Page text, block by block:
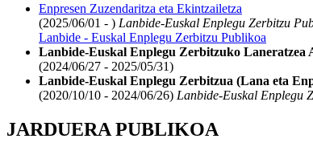
Enpresen Zuzendaritza eta Ekintzailetza
(2025/06/01 - ) Lanbide-Euskal Enplegu Zerbitzu
Lanbide - Euskal Enplegu Zerbitzu Publikoa
Lanbide-Euskal Enplegu Zerbitzuko Laneratzea
(2024/06/27 - 2025/05/31)
Lanbide-Euskal Enplegu Zerbitzua (Lana eta
(2020/10/10 - 2024/06/26) Lanbide-Euskal Enplegu
JARDUERA PUBLIKOA